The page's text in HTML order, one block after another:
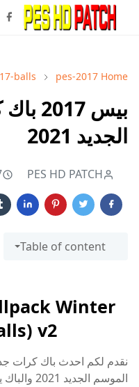
Home
pes-2017
balls
بيس
الجديد 2021
PES HD PATCH
7
Table of content
Winter
v2
الموسم الجديد 2021 والباك يحتوي على 50 كرة